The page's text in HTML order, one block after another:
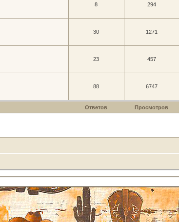
8 294
30 1271
23 457
88 6747
Ответов Просмотров